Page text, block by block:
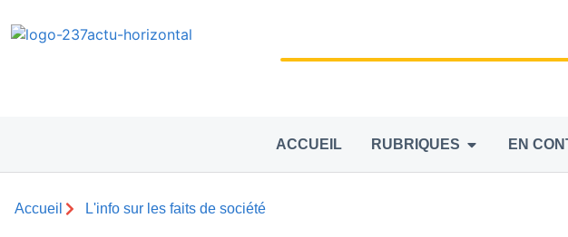
ACCUEIL RUBRIQUES EN
Accueil L'info sur les faits de société